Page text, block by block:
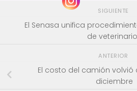
SIGUIENTE
El Senasa unifica
de
ANTERIOR
El costo del camión volvió
diciembre